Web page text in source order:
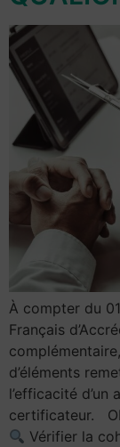
À compter du
Français
d’éléments
l’efficacité
certificateur.
Vérifier la